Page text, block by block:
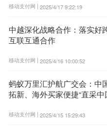
移动支付网 | 2025/4/17 9:22:19
中越深化战略合作：落实好
互联互通合作
移动支付网 | 2025/4/16 10:00:52
蚂蚁万里汇护航广交会：中
拓新、海外买家便捷“直采中
移动支付网 | 2025/4/15 15:29:43